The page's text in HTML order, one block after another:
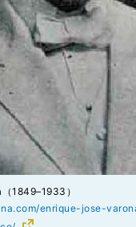
1849–1933）
enrique-jose-